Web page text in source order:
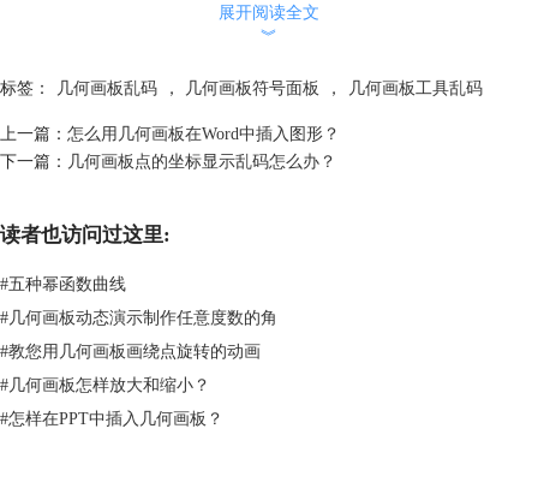
步骤二
在弹出的“高级预置”对话框的“系统”选项下，在“对GSP3/GSP4文
档的语言支持”的下拉菜单中选择“简体中文”即可。
展开阅读全文
︾
标签： 几何画板乱码 ， 几何画板符号面板 ， 几何画板工具乱码
上一篇： 怎么用几何画板在Word中插入图形？
下一篇： 几何画板点的坐标显示乱码怎么办？
读者也访问过这里:
#五种幂函数曲线
#几何画板动态演示制作任意度数的角
#教您用几何画板画绕点旋转的动画
#几何画板怎样放大和缩小？
#怎样在PPT中插入几何画板？